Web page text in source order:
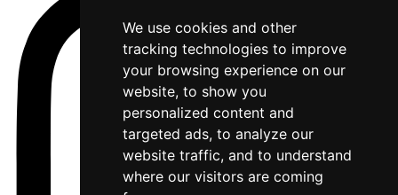
We use cookies and other
tracking technologies to improve
your browsing experience on our
website, to show you
personalized content and
targeted ads, to analyze our
website traffic, and to understand
where our visitors are coming